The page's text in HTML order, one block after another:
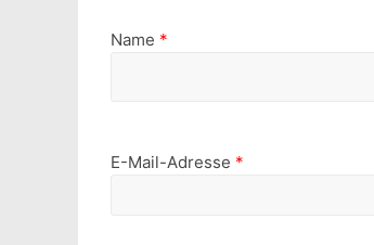
Name *
E-Mail-Adresse *